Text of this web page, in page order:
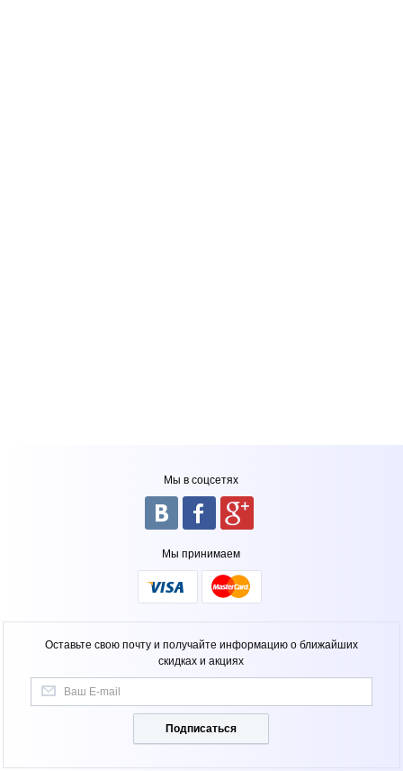
Мы в соцсетях
Мы принимаем
Оставьте свою почту и получайте информацию о ближайших
скидках и акциях
Подписаться